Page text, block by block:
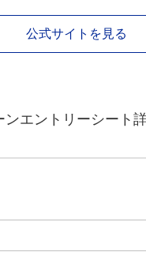
公式サイトを見る
エントリーシート